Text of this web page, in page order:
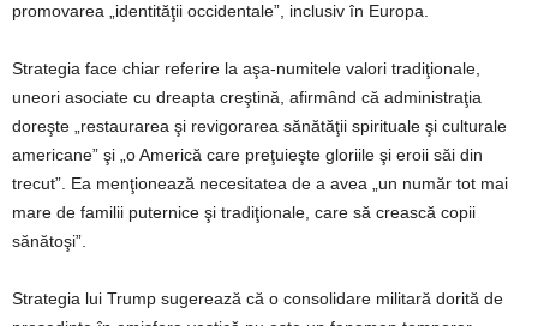
promovarea „identităţii occidentale”, inclusiv în Europa.
Strategia face chiar referire la aşa-numitele valori tradiţionale,
uneori asociate cu dreapta creştină, afirmând că administraţia
doreşte „restaurarea şi revigorarea sănătăţii spirituale şi culturale
americane” şi „o Americă care preţuieşte gloriile şi eroii săi din
trecut”. Ea menţionează necesitatea de a avea „un număr tot mai
mare de familii puternice şi tradiţionale, care să crească copii
sănătoşi”.
Strategia lui Trump sugerează că o consolidare militară dorită de